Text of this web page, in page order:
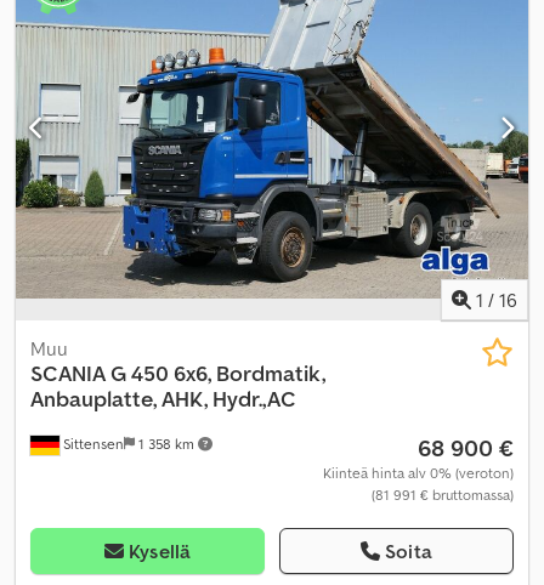
8 100 mm
2 550 mm , kokonaiskorkeus:
Varusteet:ABS, ilmastointi, navigointijärjestelmä, neliveto
1 / 16
Sittensen 1 358 km
Muu
SCANIAG 450 6x6, Bordmatik,
Anbauplatte, AHK, Hydr.,AC
68 900 €
Kiinteä hinta alv 0% (veroton)
(81 991 € bruttomassa)
Kysellä Soita